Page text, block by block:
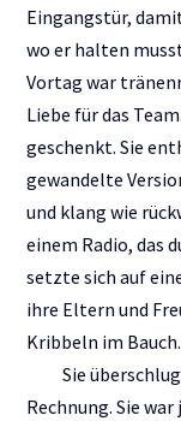
Eingangstür,
wo er halten
Vortag war
Liebe für das
geschenkt. Sie
gewandelte
und klang wie
einem Radio, das
setzte sich auf
ihre Eltern und
Kribbeln im Bauch.
Sie
Rechnung. Sie